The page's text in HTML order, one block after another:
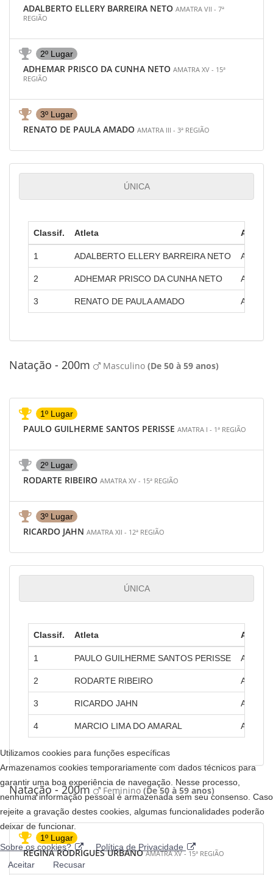
ADALBERTO ELLERY BARREIRA NETO AMATRA VII - 7ª
REGIÃO
2º Lugar
ADHEMAR PRISCO DA CUNHA NETO AMATRA XV - 15ª
REGIÃO
3º Lugar
RENATO DE PAULA AMADO AMATRA III - 3ª REGIÃO
ÚNICA
Classif. Atleta Amatra
1 ADALBERTO ELLERY BARREIRA NETO
2 ADHEMAR PRISCO DA CUNHA NETO
3 RENATO DE PAULA AMADO
Natação - 200m Masculino (De 50 à 59 anos)
1º Lugar
PAULO GUILHERME SANTOS PERISSE AMATRA I - 1ª REGIÃO
2º Lugar
RODARTE RIBEIRO AMATRA XV - 15ª REGIÃO
3º Lugar
RICARDO JAHN AMATRA XII - 12ª REGIÃO
ÚNICA
Classif. Atleta Amatra
1 PAULO GUILHERME SANTOS PERISSE
2 RODARTE RIBEIRO
3 RICARDO JAHN
4 MARCIO LIMA DO AMARAL
Natação - 200m Feminino (De 50 à 59 anos)
1º Lugar
REGINA RODRIGUES URBANOAMATRA XV - 15ª REGIÃO
Utilizamos cookies para funções específicas
Armazenamos cookies temporariamente com dados técnicos para
garantir uma boa experiência de navegação. Nesse processo,
nenhuma informação pessoal é armazenada sem seu consenso. Caso
rejeite a gravação destes cookies, algumas funcionalidades poderão
deixar de funcionar.
Sobre os cookies?
Política de Privacidade
Aceitar
Recusar